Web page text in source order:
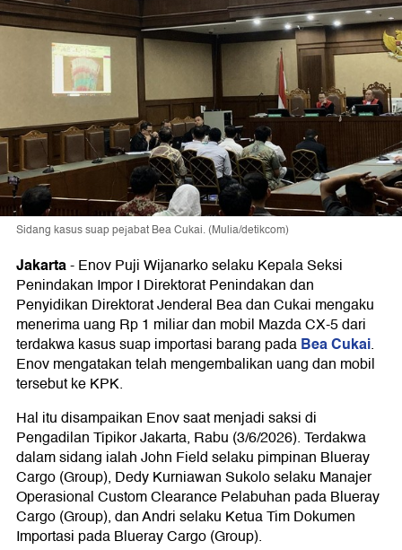
Sidang kasus suap pejabat Bea Cukai. (Mulia/detikcom)
Jakarta-Enov Puji Wijanarko selaku Kepala Seksi
Penindakan Impor I Direktorat Penindakan dan
Penyidikan Direktorat Jenderal Bea dan Cukai mengaku
menerima uang Rp 1 miliar dan mobil Mazda CX-5 dari
terdakwa kasus suap importasi barang padaBea Cukai.
Enov mengatakan telah mengembalikan uang dan mobil
tersebut ke KPK.
Hal itu disampaikan Enov saat menjadi saksi di
Pengadilan Tipikor Jakarta, Rabu (3/6/2026). Terdakwa
dalam sidang ialah John Field selaku pimpinan Blueray
Cargo (Group), Dedy Kurniawan Sukolo selaku Manajer
Operasional Custom Clearance Pelabuhan pada Blueray
Cargo (Group), dan Andri selaku Ketua Tim Dokumen
Importasi pada Blueray Cargo (Group).